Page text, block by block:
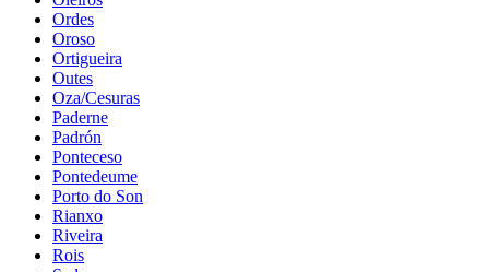
Ordes
Oroso
Ortigueira
Outes
Oza/Cesuras
Paderne
Padrón
Ponteceso
Pontedeume
Porto do Son
Rianxo
Riveira
Rois